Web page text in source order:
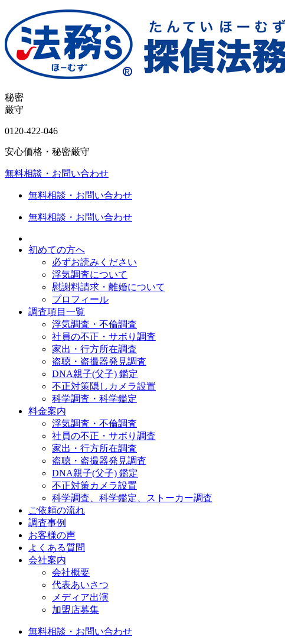
秘密
厳守
0120-422-046
安心価格・秘密厳守
無料相談・お問い合わせ
無料相談・お問い合わせ
無料相談・お問い合わせ
初めての方へ
必ずお読みください
浮気調査について
慰謝料請求・離婚について
プロフィール
調査項目一覧
浮気調査・不倫調査
社員の不正・サボり調査
家出・行方所在調査
盗聴・盗撮器発見調査
DNA親子(父子) 鑑定
不正対策隠しカメラ設置
科学調査・科学鑑定
料金案内
浮気調査・不倫調査
社員の不正・サボり調査
家出・行方所在調査
盗聴・盗撮器発見調査
DNA親子(父子) 鑑定
不正対策カメラ設置
科学調査、科学鑑定、ストーカー調査
ご依頼の流れ
調査事例
お客様の声
よくある質問
会社案内
会社概要
代表あいさつ
メディア出演
加盟店募集
無料相談・お問い合わせ